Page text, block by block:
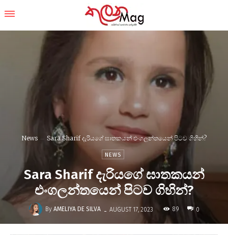
News Sara Sharif දැරියගේ ඝාතකයන් එංගලන්තයෙන් පිටව ගිහින්?
NEWS
Sara Sharif දැරියගේ ඝාතකයන්
එංගලන්තයෙන් පිටව ගිහින්?
By AMELIYA DE SILVA - AUGUST 17, 2023 89 0